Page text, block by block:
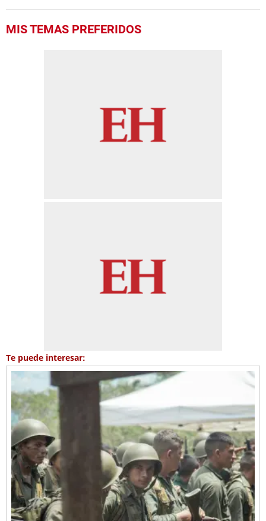
MIS TEMAS PREFERIDOS
Te puede interesar: